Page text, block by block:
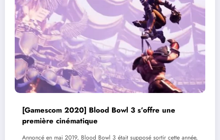
[Gamescom 2020] Blood Bowl 3 s’offre une
première cinématique
Annoncé en mai 2019, Blood Bowl 3 était supposé sortir cette année,